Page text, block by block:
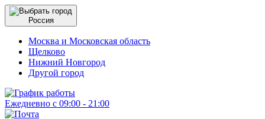
Россия
Москва и Московская область
Щелково
Нижний Новгород
Другой город
Ежедневно с 09:00 - 21:00